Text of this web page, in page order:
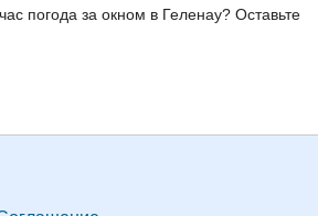
погода за окном в Геленау? Оставьте